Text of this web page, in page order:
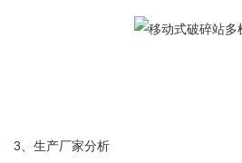
3、生产厂家分析